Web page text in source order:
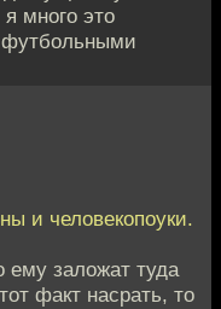
много это
и человекопоуки.
ему заложат туда
факт насрать, то